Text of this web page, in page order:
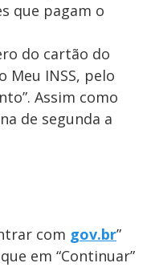
que pagam o
do cartão do
Meu INSS, pelo
Assim como
de segunda a
com gov.br”
em “Continuar”